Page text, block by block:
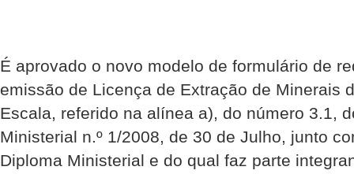
É aprovado o novo modelo de formulário de
emissão de Licença de Extração de Minerais
Escala, referido na alínea a), do número 3.1,
Ministerial n.º 1/2008, de 30 de Julho, junto
Diploma Ministerial e do qual faz parte